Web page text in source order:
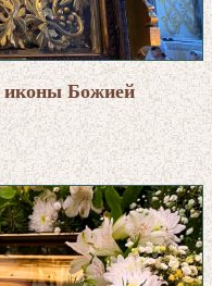
иконы Божией